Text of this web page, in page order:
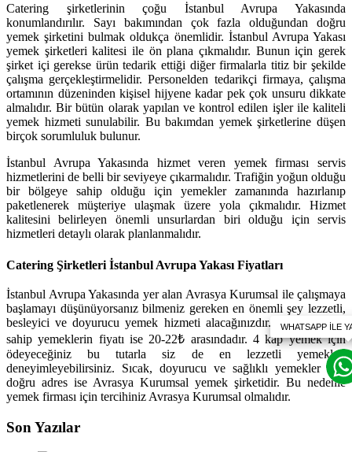
Catering şirketlerinin çoğu İstanbul Avrupa Yakasında
konumlandırılır. Sayı bakımından çok fazla olduğundan doğru
yemek şirketini bulmak oldukça önemlidir. İstanbul Avrupa Yakası
yemek şirketleri kalitesi ile ön plana çıkmalıdır. Bunun için gerek
şirket içi gerekse ürün tedarik ettiği diğer firmalarla titiz bir şekilde
çalışma gerçekleştirmelidir. Personelden tedarikçi firmaya, çalışma
ortamının düzeninden kişisel hijyene kadar pek çok unsuru dikkate
almalıdır. Bir bütün olarak yapılan ve kontrol edilen işler ile kaliteli
yemek hizmeti sunulabilir. Bu bakımdan yemek şirketlerine düşen
birçok sorumluluk bulunur.
İstanbul Avrupa Yakasında hizmet veren yemek firması servis
hizmetlerini de belli bir seviyeye çıkarmalıdır. Trafiğin yoğun olduğu
bir bölgeye sahip olduğu için yemekler zamanında hazırlanıp
paketlenerek müşteriye ulaşmak üzere yola çıkmalıdır. Hizmet
kalitesini belirleyen önemli unsurlardan biri olduğu için servis
hizmetleri detaylı olarak planlanmalıdır.
Catering Şirketleri İstanbul Avrupa Yakası Fiyatları
İstanbul Avrupa Yakasında yer alan Avrasya Kurumsal ile çalışmaya
başlamayı düşünüyorsanız bilmeniz gereken en önemli şey lezzetli,
besleyici ve doyurucu yemek hizmeti alacağınızdır. Bu niteliklere
sahip yemeklerin fiyatı ise 20-22₺ arasındadır. 4 kap yemek için
ödeyeceğiniz bu tutarla siz de en lezzetli yemekleri
deneyimleyebilirsiniz. Sıcak, doyurucu ve sağlıklı yemekler için
doğru adres ise Avrasya Kurumsal yemek şirketidir. Bu nedenle
yemek firması için tercihiniz Avrasya Kurumsal olmalıdır.
Son Yazılar